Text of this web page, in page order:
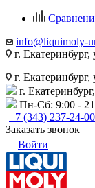
info@liquimoly-
г.
г.
г.
Пн-Сб: 9:00 -
+7 (343) 237-24-00
Заказать звонок
Войти